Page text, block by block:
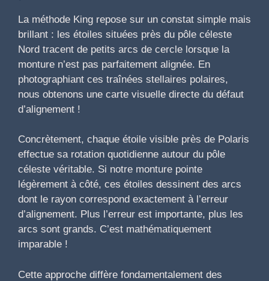
La méthode King repose sur un constat simple mais
brillant : les étoiles situées près du pôle céleste
Nord tracent de petits arcs de cercle lorsque la
monture n’est pas parfaitement alignée. En
photographiant ces traînées stellaires polaires,
nous obtenons une carte visuelle directe du défaut
d’alignement !
Concrètement, chaque étoile visible près de Polaris
effectue sa rotation quotidienne autour du pôle
céleste véritable. Si notre monture pointe
légèrement à côté, ces étoiles dessinent des arcs
dont le rayon correspond exactement à l’erreur
d’alignement. Plus l’erreur est importante, plus les
arcs sont grands. C’est mathématiquement
imparable !
Cette approche diffère fondamentalement des